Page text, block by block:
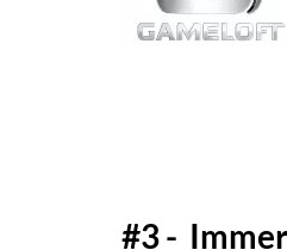
#3 -